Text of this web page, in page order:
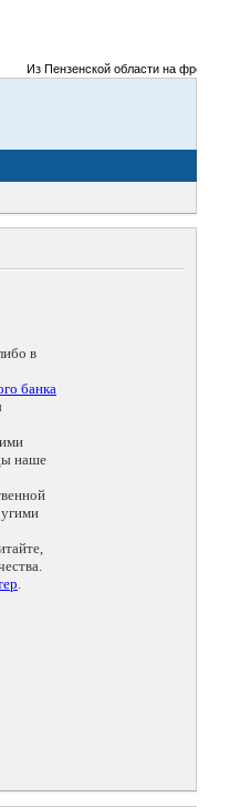
Из Пензенской области на фронты
в
банка
наше
.